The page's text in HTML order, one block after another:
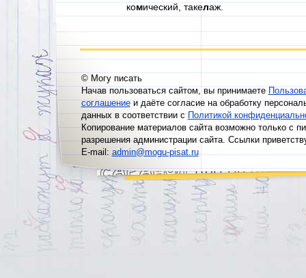
комический, такелаж.
© Могу писать
Начав пользоваться сайтом, вы принимаете
соглашениеи даёте согласие на обработку
данных в соответствии сПолитикой
Копирование материалов сайта возможно только с
разрешения администрации сайта. Ссылки
E-mail:admin@mogu-pisat.ru